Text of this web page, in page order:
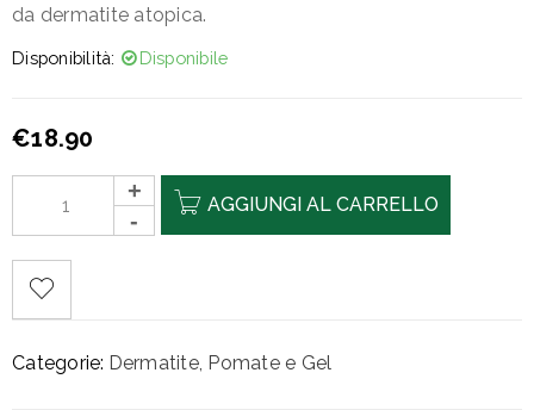
da dermatite atopica.
Disponibilità: Disponibile
€18.90
AGGIUNGI AL CARRELLO
Categorie: Dermatite, Pomate e Gel